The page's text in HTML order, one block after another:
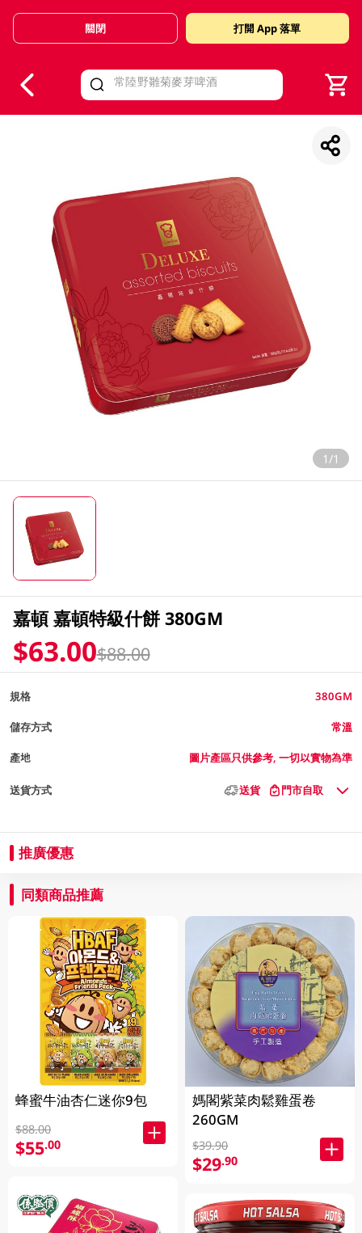
Valid Until 30 June 2026
關閉 打開 App 落單
1/1
嘉頓 嘉頓特級什餅 380GM
$63.00$88.00
規格 380GM
儲存方式 常溫
產地 圖片產區只供參考, 一切以實物為準
送貨方式 送貨 門市自取
推廣優惠
同類商品推薦
蜂蜜牛油杏仁迷你9包
$88.00
$55.00
媽閣紫菜肉鬆雞蛋卷
260GM
$39.90
$29.90